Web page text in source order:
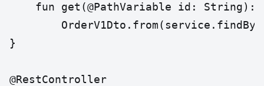
fun get(@PathVariable id: String):
}
@RestController